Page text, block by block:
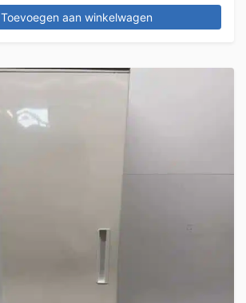
Toevoegen aan winkelwagen